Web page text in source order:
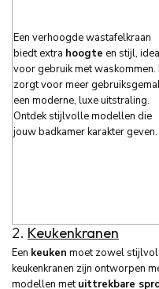
Een verhoogde wastafelkraan
biedt extra hoogte en stijl,
voor gebruik met waskommen.
zorgt voor meer
een moderne, luxe uitstraling.
Ontdek stijlvolle modellen die
jouw badkamer karakter geven.
2. Keukenkranen
Een keuken moet zowel stijlvol
keukenkranen zijn ontworpen
modellen metuittrekbare